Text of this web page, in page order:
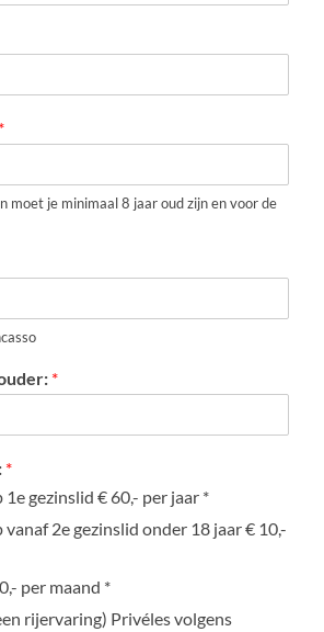
*
moet je minimaal 8 jaar oud zijn en voor de
*
*
gezinslid € 60,- per jaar *
vanaf 2e gezinslid onder 18 jaar € 10,-
per maand *
rijervaring) Privéles volgens